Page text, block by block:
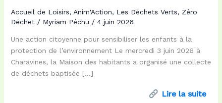
Accueil de Loisirs, Anim'Action, Les Déchets Verts, Zéro
Déchet/ Myriam Péchu / 4 juin 2026
Une action citoyenne pour sensibiliser les enfants à la
protection de l’environnement Le mercredi 3 juin 2026 à
Charavines, la Maison des habitants a organisé une collecte
de déchets baptisée […]
Lire la suite